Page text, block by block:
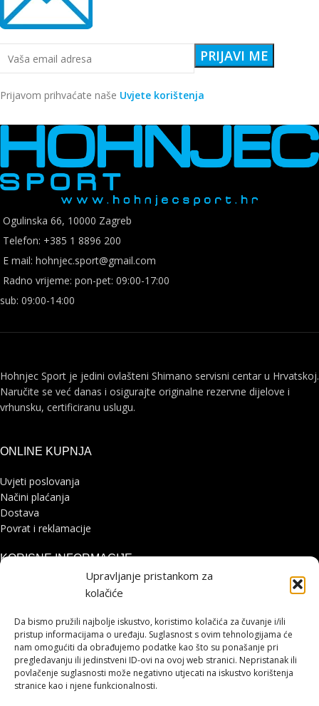
Upravljanje pristankom za
kolačiće
Da bismo pružili najbolje iskustvo, koristimo kolačića za čuvanje i/ili
pristup informacijama o uređaju. Suglasnost s ovim tehnologijama će
nam omogućiti da obrađujemo podatke kao što su ponašanje pri
pregledavanju ili jedinstveni ID-ovi na ovoj web stranici. Nepristanak ili
povlačenje suglasnosti može negativno utjecati na iskustvo korištenja
stranice kao i njene funkcionalnosti.
Prijavom prihvaćate naše Uvjete korištenja
Ogulinska 66, 10000 Zagreb
Telefon: +385 1 8896 200
E mail: hohnjec.sport@gmail.com
Radno vrijeme: pon-pet: 09:00-17:00
sub: 09:00-14:00
Hohnjec Sport je jedini ovlašteni Shimano servisni centar u Hrvatskoj.
Naručite se već danas i osigurajte originalne rezervne dijelove i
vrhunsku, certificiranu uslugu.
ONLINE KUPNJA
Uvjeti poslovanja
Načini plaćanja
Dostava
Povrat i reklamacije
KORISNE INFORMACIJE
Zaštita osobnih podataka
Pohvale i prigovori
Platforma za online rješavanje sporova
STRANICE
Shimano servisni centar